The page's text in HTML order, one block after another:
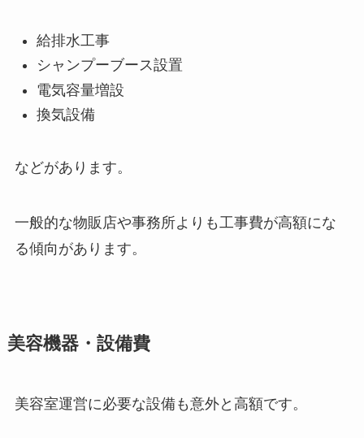
給排水工事
シャンプーブース設置
電気容量増設
換気設備
などがあります。
一般的な物販店や事務所よりも工事費が高額にな
る傾向があります。
美容機器・設備費
美容室運営に必要な設備も意外と高額です。